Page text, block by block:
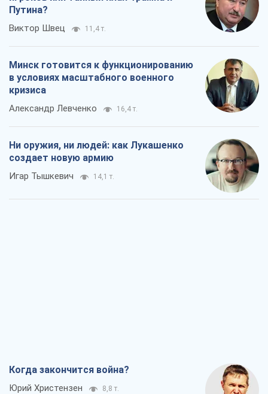
Путина?
Виктор Швец 11,4 т.
Минск готовится к функционированию
в условиях масштабного военного
кризиса
Александр Левченко 16,4 т.
Ни оружия, ни людей: как Лукашенко
создает новую армию
Игар Тышкевич 14,1 т.
Когда закончится война?
Юрий Христензен 8,8 т.